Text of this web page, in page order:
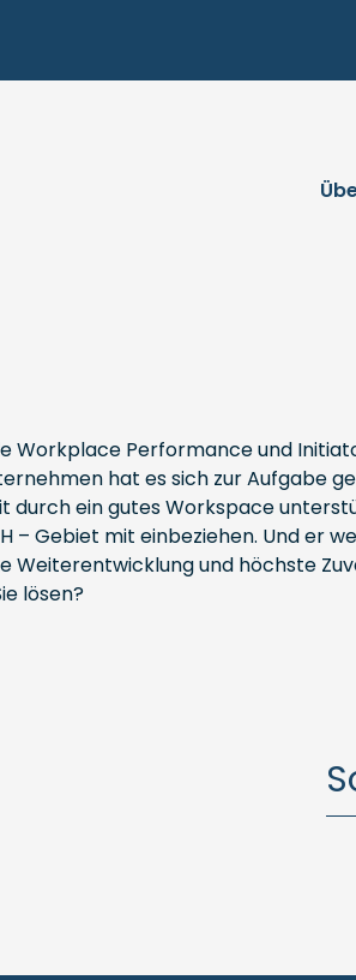
Workplace Performance und
hat es sich zur Aufgabe
durch ein gutes Workspace
– Gebiet mit einbeziehen. Und er
Weiterentwicklung und höchste
lösen?